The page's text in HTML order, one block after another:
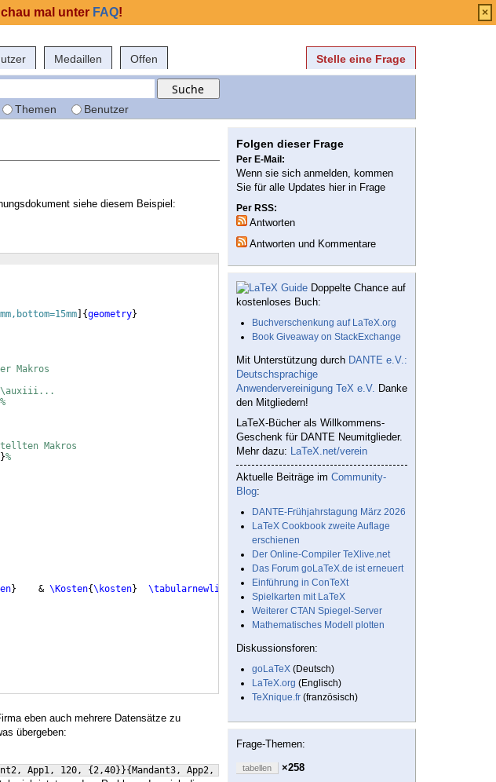
Medaillen Offen Stelle eine Frage
Themen Benutzer
siehe diesem Beispiel:
{geometry}
Makros
\auxiii...
%
Makros
}%
}
    &
\Kosten{\kosten}
\tabularnewline
eben auch mehrere Datensätze zu
übergeben:
App1, 120, {2,40}}{ Mandant3, App2, 60, {1,20}}
Folgen dieser Frage
Per E-Mail:
Wenn sie sich anmelden, kommen
Sie für alle Updates hier in Frage
Per RSS:
Antworten
Antworten und Kommentare
Doppelte Chance auf
kostenloses Buch:
Buchverschenkung auf LaTeX.org
Book Giveaway on StackExchange
Mit Unterstützung durch DANTE e.V.:
Deutschsprachige
Anwendervereinigung TeX e.V. Danke
den Mitgliedern!
LaTeX-Bücher als Willkommens-
Geschenk für DANTE Neumitglieder.
Mehr dazu: LaTeX.net/verein
Aktuelle Beiträge im Community-
Blog:
DANTE-Frühjahrstagung März 2026
LaTeX Cookbook zweite Auflage
erschienen
Der Online-Compiler TeXlive.net
Das Forum goLaTeX.de ist erneuert
Einführung in ConTeXt
Spielkarten mit LaTeX
Weiterer CTAN Spiegel-Server
Mathematisches Modell plotten
Diskussionsforen:
goLaTeX (Deutsch)
LaTeX.org (Englisch)
TeXnique.fr (französisch)
Frage-Themen:
tabellen ×258
mal unter FAQ! ×